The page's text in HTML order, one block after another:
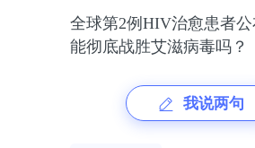
全球第2例HIV治愈患者
能彻底战胜艾滋病毒吗？
我说两句